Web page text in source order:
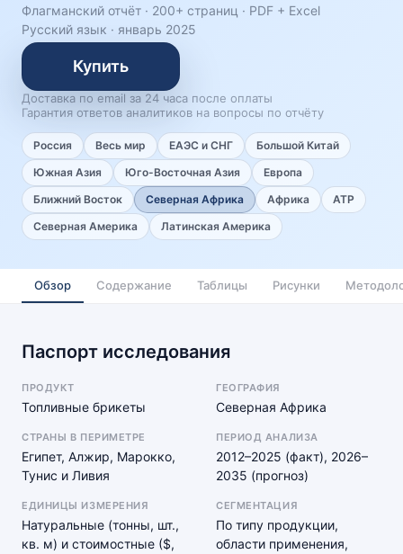
Флагманский отчёт · 200+ страниц · PDF + Excel
Русский язык · январь 2025
Купить
Доставка по email за 24 часа после оплаты
Гарантия ответов аналитиков на вопросы по отчёту
Россия Весь мир ЕАЭС и СНГ
Большой Китай
Южная Азия
Юго-Восточная Азия
Европа
Ближний Восток
Северная Африка Африка
АТР
Северная Америка
Латинская Америка
Обзор Содержание Таблицы Рисунки
Паспорт исследования
ПРОДУКТ
Топливные брикеты
ГЕОГРАФИЯ
Северная Африка
СТРАНЫ В ПЕРИМЕТРЕ
Египет, Алжир, Марокко,
Тунис и Ливия
ПЕРИОД АНАЛИЗА
2012–2025 (факт), 2026–
2035 (прогноз)
ЕДИНИЦЫ ИЗМЕРЕНИЯ
Натуральные (тонны, шт.,
кв. м) и стоимостные ($,
СЕГМЕНТАЦИЯ
По типу продукции,
области применения,